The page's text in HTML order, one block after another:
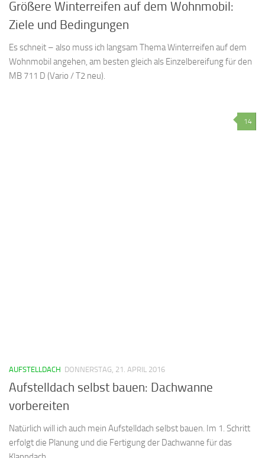
Größere Winterreifen auf dem Wohnmobil:
Ziele und Bedingungen
Es schneit – also muss ich langsam Thema Winterreifen auf dem
Wohnmobil angehen, am besten gleich als Einzelbereifung für den
MB 711 D (Vario / T2 neu).
14
AUFSTELLDACH DONNERSTAG, 21. APRIL 2016
Aufstelldach selbst bauen: Dachwanne
vorbereiten
Natürlich will ich auch mein Aufstelldach selbst bauen. Im 1. Schritt
erfolgt die Planung und die Fertigung der Dachwanne für das